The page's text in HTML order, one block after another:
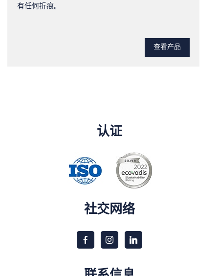
有任何折痕。
查看产品
认证
社交网络